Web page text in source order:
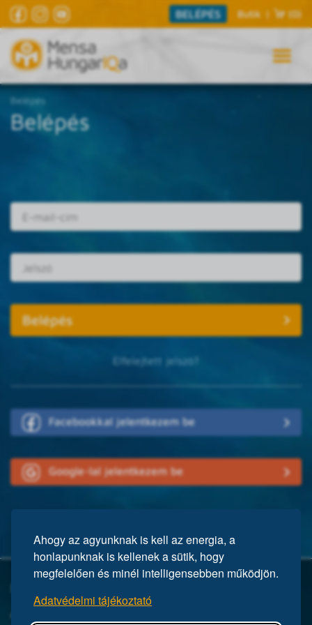
Ahogy az agyunknak is kell az energia, a
honlapunknak is kellenek a sütik, hogy
megfelelően és minél intelligensebben működjön.
Adatvédelmi tájékoztató
BELÉPÉS Butik | (0)
Belépés
Belépés
Elfelejtett jelszó?
Facebookkal jelentkezem be
Google-lal jelentkezem be
A Mensa egy nemzetközi egyesület, közel 150 ezer taggal a világ